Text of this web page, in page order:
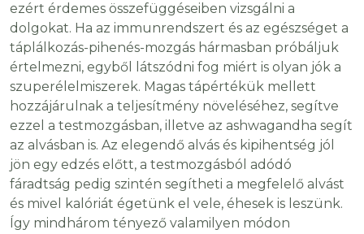
ezért érdemes összefüggéseiben vizsgálni a
dolgokat. Ha az immunrendszert és az egészséget a
táplálkozás-pihenés-mozgás hármasban próbáljuk
értelmezni, egyből látszódni fog miért is olyan jók a
szuperélelmiszerek. Magas tápértékük mellett
hozzájárulnak a teljesítmény növeléséhez, segítve
ezzel a testmozgásban, illetve az ashwagandha segít
az alvásban is. Az elegendő alvás és kipihentség jól
jön egy edzés előtt, a testmozgásból adódó
fáradtság pedig szintén segítheti a megfelelő alvást
és mivel kalóriát égetünk el vele, éhesek is leszünk.
Így mindhárom tényező valamilyen módon